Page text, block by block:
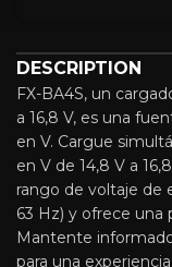
DESCRIPTION
FX-BA4S, un
a 16,8 V, es una
en V. Cargue
en V de 14,8 V a
rango de voltaje de
63 Hz) y ofrece una
Mantente
para una